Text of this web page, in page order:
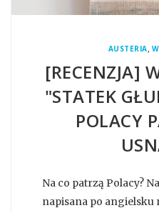
AUSTERIA,
[RECENZJA]
"STATEK
POLACY
Na co patrzą Polacy?
napisana po angielsku